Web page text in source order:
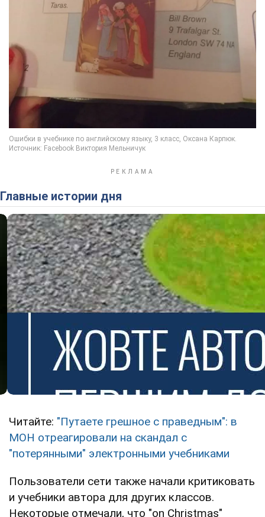
Главные истории дня
Читайте: "Путаете грешное с праведным": в
МОН отреагировали на скандал с
"потерянными" электронными учебниками
Пользователи сети также начали критиковать
и учебники автора для других классов.
Некоторые отмечали, что "on Christmas"